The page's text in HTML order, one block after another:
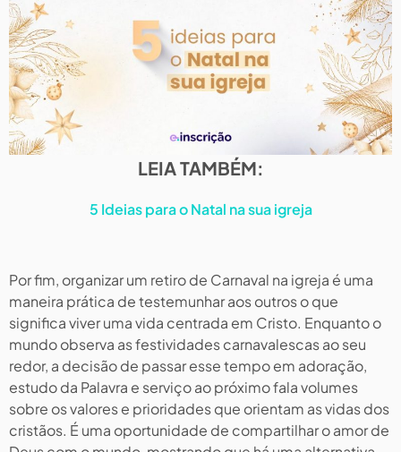
LEIA TAMBÉM:
5 Ideias para o Natal na sua igreja
Por fim, organizar um retiro de Carnaval na igreja é uma
maneira prática de testemunhar aos outros o que
significa viver uma vida centrada em Cristo. Enquanto o
mundo observa as festividades carnavalescas ao seu
redor, a decisão de passar esse tempo em adoração,
estudo da Palavra e serviço ao próximo fala volumes
sobre os valores e prioridades que orientam as vidas dos
cristãos. É uma oportunidade de compartilhar o amor de